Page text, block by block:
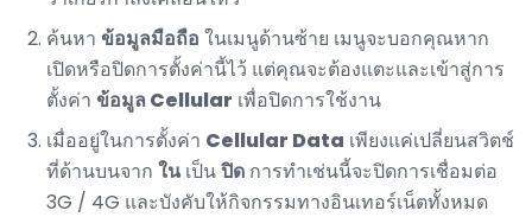
ค้นหา ข้อมูลมือถือ ในเมนูด้านซ้าย เมนูจะบอกคุณหาก
เปิดหรือปิดการตั้งค่านี้ไว้ แต่คุณจะต้องแตะและเข้าสู่การ
ตั้งค่า ข้อมูล Cellular เพื่อปิดการใช้งาน
เมื่ออยู่ในการตั้งค่า Cellular Data เพียงแค่เปลี่ยนสวิตช์
ที่ด้านบนจาก ในเป็นปิด การทำเช่นนี้จะปิดการเชื่อมต่อ
3G / 4G และบังคับให้กิจกรรมทางอินเทอร์เน็ตทั้งหมด